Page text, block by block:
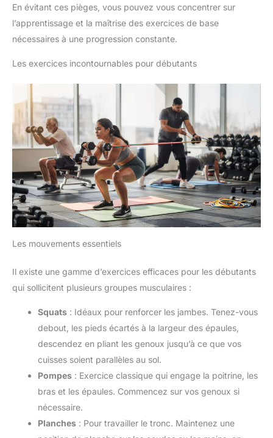
En évitant ces pièges, vous pouvez vous concentrer sur
l’apprentissage et la maîtrise des exercices de base
nécessaires à une progression constante.
Les exercices incontournables pour débutants
Les mouvements essentiels
Il existe une gamme d’exercices efficaces pour les débutants
qui sollicitent plusieurs groupes musculaires :
Squats : Idéaux pour renforcer les jambes. Tenez-vous
debout, les pieds écartés à la largeur des épaules,
descendez en pliant les genoux jusqu’à ce que vos
cuisses soient parallèles au sol.
Pompes : Exercice classique qui engage la poitrine, les
bras et les épaules. Commencez sur vos genoux si
nécessaire.
Planches : Pour travailler le tronc. Maintenez une